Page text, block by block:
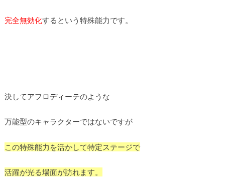
完全無効化するという特殊能力です。
決してアフロディーテのような
万能型のキャラクターではないですが
この特殊能力を活かして特定ステージで
活躍が光る場面が訪れます。